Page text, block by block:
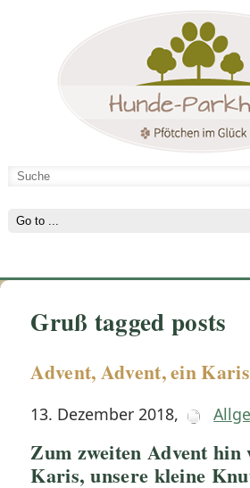
Hunde-Parkhotel
Gruß tagged posts
Advent, Advent, ein
13. Dezember 2018,
Zum zweiten Advent hin
Karis, unsere kleine